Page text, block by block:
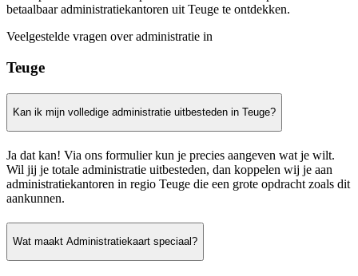
betaalbaar administratiekantoren uit Teuge te ontdekken.
Veelgestelde vragen over administratie in
Teuge
Kan ik mijn volledige administratie uitbesteden in Teuge?
Ja dat kan! Via ons formulier kun je precies aangeven wat je wilt.
Wil jij je totale administratie uitbesteden, dan koppelen wij je aan
administratiekantoren in regio Teuge die een grote opdracht zoals dit
aankunnen.
Wat maakt Administratiekaart speciaal?